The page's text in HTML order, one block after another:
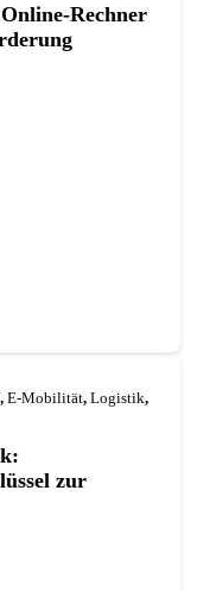
Rechner
, E-Mobilität, Logistik,
zur